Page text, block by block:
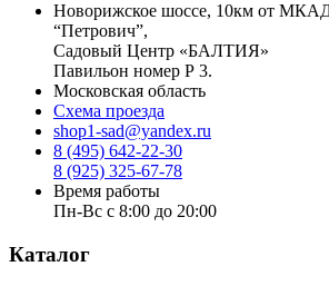
Новорижское шоссе, 10км от
“Петрович”,
Садовый Центр «БАЛТИЯ»
Павильон номер Р 3.
Московская область
Схема проезда
shop1-sad@yandex.ru
8 (495) 642-22-30
8 (925) 325-67-78
Время работы
Пн-Вс с 8:00 до 20:00
Каталог